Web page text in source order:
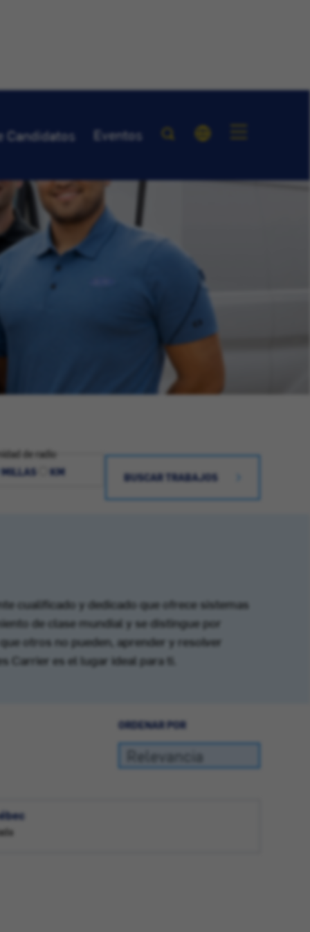
Candidatos Eventos
de radio
MILLAS
KM BUSCAR TRABAJOS
cualificado y dedicado que ofrece sistemas
de clase mundial y se distingue por
otros no pueden, aprender y resolver
Carrier es el lugar ideal para ti.
ORDENAR POR